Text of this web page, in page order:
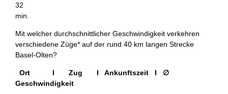
32
min.
Mit welcher durchschnittlicher Geschwindigkeit verkehren
verschiedene Züge* auf der rund 40 km langen Strecke
Basel-Olten?
Ort I Zug I Ankunftszeit I ∅
Geschwindigkeit